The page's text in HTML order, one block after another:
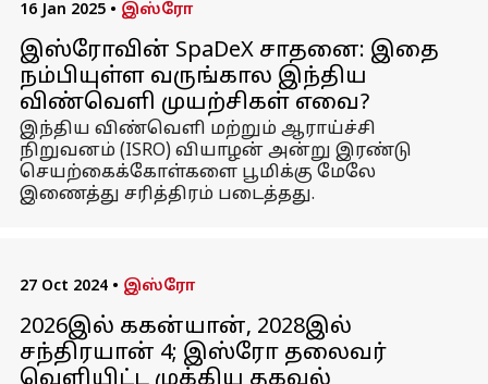
16 Jan 2025 • இஸ்ரோ
இஸ்ரோவின் SpaDeX சாதனை: இதை
நம்பியுள்ள வருங்கால இந்திய
விண்வெளி முயற்சிகள் எவை?
இந்திய விண்வெளி மற்றும் ஆராய்ச்சி
நிறுவனம் (ISRO) வியாழன் அன்று இரண்டு
செயற்கைக்கோள்களை பூமிக்கு மேலே
இணைத்து சரித்திரம் படைத்தது.
27 Oct 2024 • இஸ்ரோ
2026இல் ககன்யான், 2028இல்
சந்திரயான் 4; இஸ்ரோ தலைவர்